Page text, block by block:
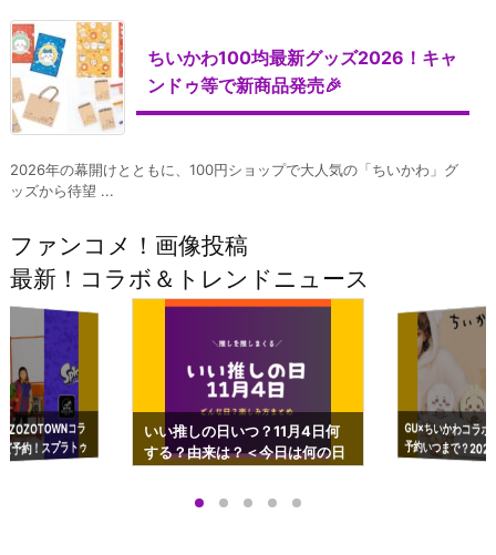
ちいかわ100均最新グッズ2026！キャ
ンドゥ等で新商品発売🎉
2026年の幕開けとともに、100円ショップで大人気の「ちいかわ」グ
ッズから待望 ...
ファンコメ！画像投稿
最新！コラボ＆トレンドニュース
コラ
予約！スプラトゥ
ップも渋谷Hz
いい推しの日いつ？11月4日何
する？由来は？＜今日は何の日
GU×ちいかわコラ
予約いつまで？
ーチやショルダー